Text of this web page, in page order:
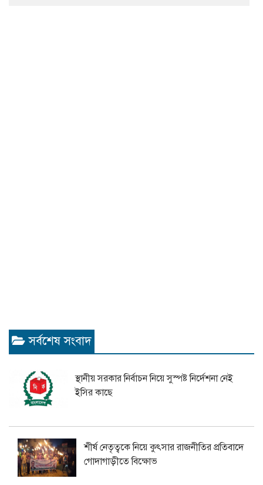
সর্বশেষ সংবাদ
স্থানীয় সরকার নির্বাচন নিয়ে সুস্পষ্ট নির্দেশনা নেই
ইসির কাছে
শীর্ষ নেতৃত্বকে নিয়ে কুৎসার রাজনীতির প্রতিবাদে
গোদাগাড়ীতে বিক্ষোভ